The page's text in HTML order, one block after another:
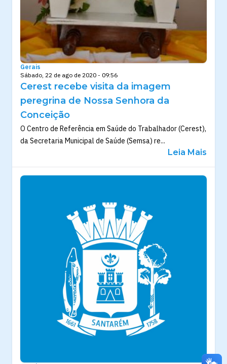
Gerais
Sábado, 22 de ago de 2020 - 09:56
Cerest recebe visita da imagem
peregrina de Nossa Senhora da
Conceição
O Centro de Referência em Saúde do Trabalhador (Cerest),
da Secretaria Municipal de Saúde (Semsa) re...
Leia Mais